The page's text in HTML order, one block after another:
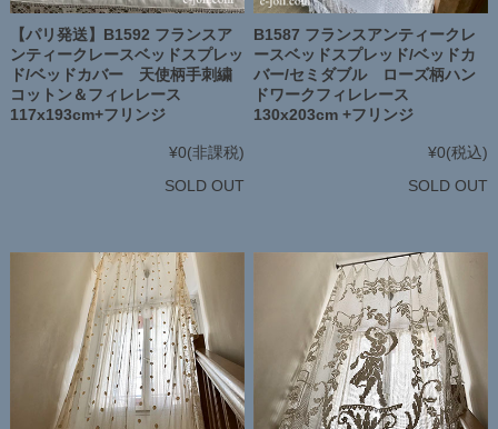
【パリ発送】B1592 フランスア
ンティークレースベッドスプレッ
ド/ベッドカバー 天使柄手刺繍
コットン＆フィレレース
117x193cm+フリンジ
¥0(非課税)
SOLD OUT
B1587 フランスアンティークレ
ースベッドスプレッド/ベッドカ
バー/セミダブル ローズ柄ハン
ドワークフィレレース
130x203cm +フリンジ
¥0(税込)
SOLD OUT